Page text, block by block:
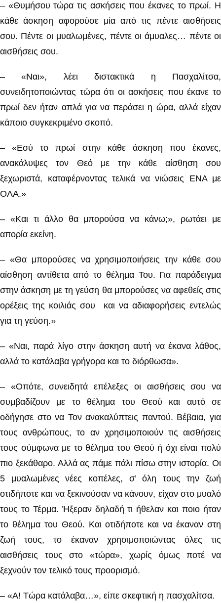
– «Θυμήσου τώρα τις ασκήσεις που έκανες το πρωί. Η
κάθε άσκηση αφορούσε μία από τις πέντε αισθήσεις
σου. Πέντε οι μυαλωμένες, πέντε οι άμυαλες… πέντε οι
αισθήσεις σου.
– «Ναι», λέει διστακτικά η Πασχαλίτσα,
συνειδητοποιώντας τώρα ότι οι ασκήσεις που έκανε το
πρωί δεν ήταν απλά για να περάσει η ώρα, αλλά είχαν
κάποιο συγκεκριμένο σκοπό.
– «Εσύ το πρωί στην κάθε άσκηση που έκανες,
ανακάλυψες τον Θεό με την κάθε αίσθηση σου
ξεχωριστά, καταφέρνοντας τελικά να νιώσεις ΕΝΑ με
ΟΛΑ.»
– «Και τι άλλο θα μπορούσα να κάνω;», ρωτάει με
απορία εκείνη.
– «Θα μπορούσες να χρησιμοποιήσεις την κάθε σου
αίσθηση αντίθετα από το θέλημα Του. Για παράδειγμα
στην άσκηση με τη γεύση θα μπορούσες να αφεθείς στις
ορέξεις της κοιλιάς σου και να αδιαφορήσεις εντελώς
για τη γεύση.»
– «Ναι, παρά λίγο στην άσκηση αυτή να έκανα λάθος,
αλλά το κατάλαβα γρήγορα και το διόρθωσα».
– «Οπότε, συνειδητά επέλεξες οι αισθήσεις σου να
συμβαδίζουν με το θέλημα του Θεού και αυτό σε
οδήγησε στο να Τον ανακαλύπτεις παντού. Βέβαια, για
τους ανθρώπους, το αν χρησιμοποιούν τις αισθήσεις
τους σύμφωνα με το θέλημα του Θεού ή όχι είναι πολύ
πιο ξεκάθαρο. Αλλά ας πάμε πάλι πίσω στην ιστορία. Οι
5 μυαλωμένες νέες κοπέλες, σ’ όλη τους την ζωή
οτιδήποτε και να ξεκινούσαν να κάνουν, είχαν στο μυαλό
τους το Τέρμα. Ήξεραν δηλαδή τι ήθελαν και ποιο ήταν
το θέλημα του Θεού. Και οτιδήποτε και να έκαναν στη
ζωή τους, το έκαναν χρησιμοποιώντας όλες τις
αισθήσεις τους στο «τώρα», χωρίς όμως ποτέ να
ξεχνούν τον τελικό τους προορισμό.
– «Α! Τώρα κατάλαβα…», είπε σκεφτική η πασχαλίτσα.